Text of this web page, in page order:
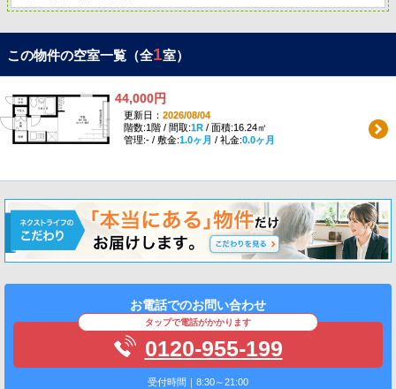
この物件の空室一覧（全1室）
44,000円
更新日： 2026/08/04
階数:1階 / 間取:1R/ 面積:16.24㎡
管理:- / 敷金:1.0ヶ月 / 礼金:0.0ヶ月
お電話でのお問い合わせ
タップで電話がかかります
0120-955-199
受付時間｜8:30～21:00